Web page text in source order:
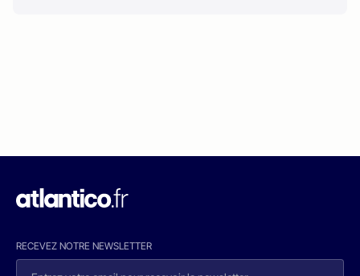
RECEVEZ NOTRE NEWSLETTER